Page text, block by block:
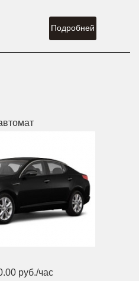
Подробней
руб./час